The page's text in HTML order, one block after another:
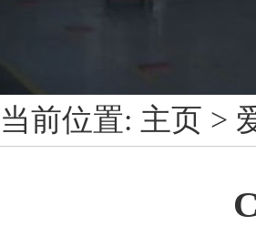
当前位置: 主页 >